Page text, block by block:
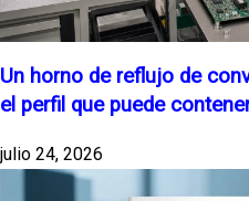
Un horno de reflujo de
el perfil que puede
julio 24, 2026